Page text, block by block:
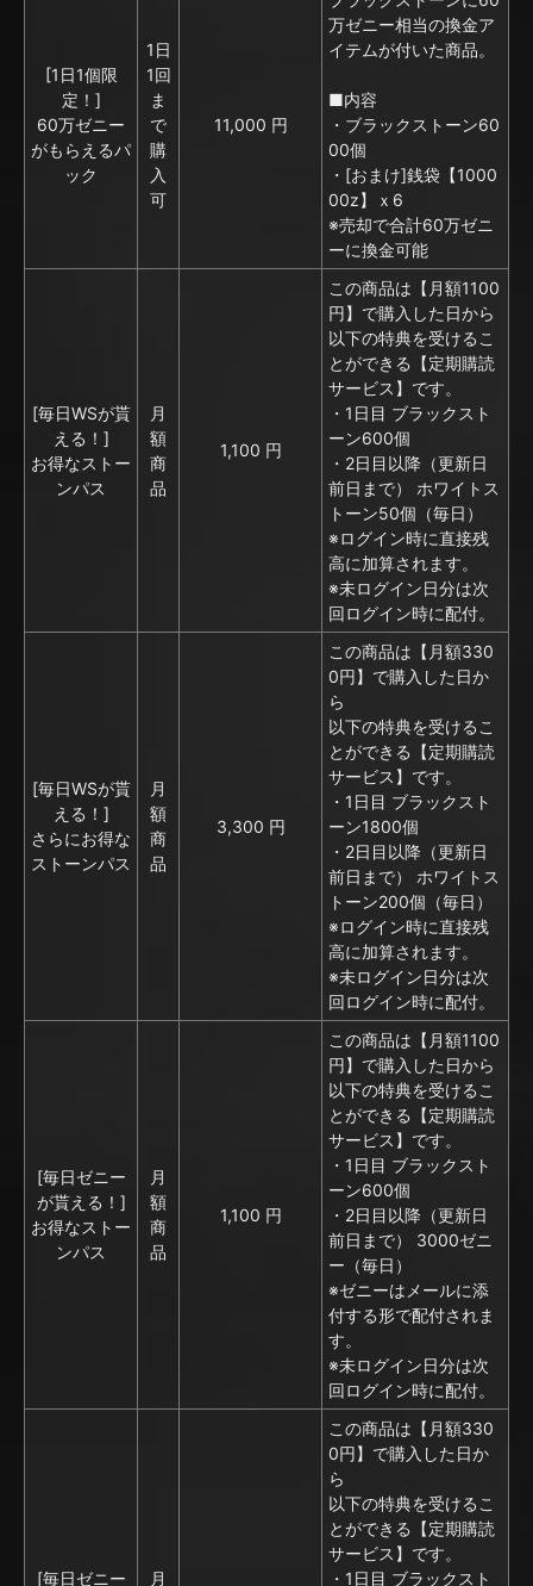
[1日1個限
定！]
60万ゼニー
がもらえるパ
ック
1日
1回
ま
で
購
入
可
11,000 円
万ゼニー相当の換金ア
イテムが付いた商品。
■内容
・ブラックストーン60
00個
・[おまけ]銭袋【1000
00z】ｘ6
※売却で合計60万ゼニ
ーに換金可能
[毎日WSが貰
える！]
お得なストー
ンパス
月
額
商
品
1,100 円
この商品は【月額1100
円】で購入した日から
以下の特典を受けるこ
とができる【定期購読
サービス】です。
・1日目 ブラックスト
ーン600個
・2日目以降（更新日
前日まで） ホワイトス
トーン50個（毎日）
※ログイン時に直接残
高に加算されます。
※未ログイン日分は次
回ログイン時に配付。
[毎日WSが貰
える！]
さらにお得な
ストーンパス
月
額
商
品
3,300 円
この商品は【月額330
0円】で購入した日か
ら
以下の特典を受けるこ
とができる【定期購読
サービス】です。
・1日目 ブラックスト
ーン1800個
・2日目以降（更新日
前日まで） ホワイトス
トーン200個（毎日）
※ログイン時に直接残
高に加算されます。
※未ログイン日分は次
回ログイン時に配付。
[毎日ゼニー
が貰える！]
お得なストー
ンパス
月
額
商
品
1,100 円
この商品は【月額1100
円】で購入した日から
以下の特典を受けるこ
とができる【定期購読
サービス】です。
・1日目 ブラックスト
ーン600個
・2日目以降（更新日
前日まで） 3000ゼニ
ー（毎日）
※ゼニーはメールに添
付する形で配付されま
す。
※未ログイン日分は次
回ログイン時に配付。
[毎日ゼニー
月
この商品は【月額330
0円】で購入した日か
ら
以下の特典を受けるこ
とができる【定期購読
サービス】です。
・1日目 ブラックスト